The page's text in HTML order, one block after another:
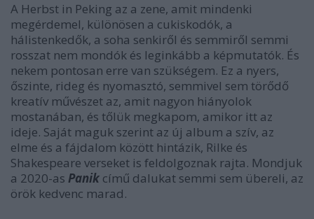
A Herbst in Peking az a zene, amit mindenki
megérdemel, különösen a cukiskodók, a
hálistenkedők, a soha senkiről és semmiről semmi
rosszat nem mondók és leginkább a képmutatók. És
nekem pontosan erre van szükségem. Ez a nyers,
őszinte, rideg és nyomasztó, semmivel sem törődő
kreatív művészet az, amit nagyon hiányolok
mostanában, és tőlük megkapom, amikor itt az
ideje. Saját maguk szerint az új album a szív, az
elme és a fájdalom között hintázik, Rilke és
Shakespeare verseket is feldolgoznak rajta. Mondjuk
a 2020-as Panik című dalukat semmi sem übereli, az
örök kedvenc marad.